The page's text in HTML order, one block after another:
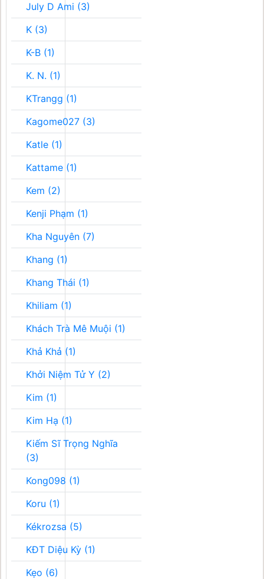
July D Ami (3)
K (3)
K-B (1)
K. N. (1)
KTrangg (1)
Kagome027 (3)
Katle (1)
Kattame (1)
Kem (2)
Kenji Phạm (1)
Kha Nguyên (7)
Khang (1)
Khang Thái (1)
Khiliam (1)
Khách Trà Mê Muội (1)
Khả Khả (1)
Khởi Niệm Tử Y (2)
Kim (1)
Kim Hạ (1)
Kiếm Sĩ Trọng Nghĩa
(3)
Kong098 (1)
Koru (1)
Kékrozsa (5)
KĐT Diệu Kỳ (1)
Kẹo (6)